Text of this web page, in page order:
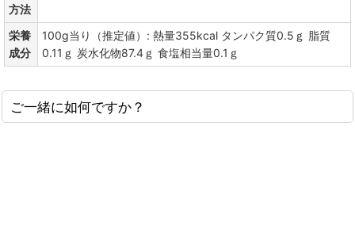
方法
栄養
成分
100g当り（推定値）: 熱量355kcal タンパク質0.5ｇ 脂質
0.11ｇ 炭水化物87.4ｇ 食塩相当量0.1ｇ
ご一緒に如何ですか？